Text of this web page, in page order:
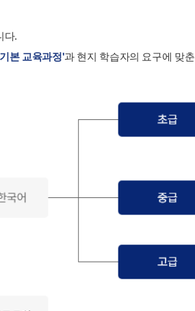
다.
본 교육과정'과 현지 학습자의 요구에 맞춘